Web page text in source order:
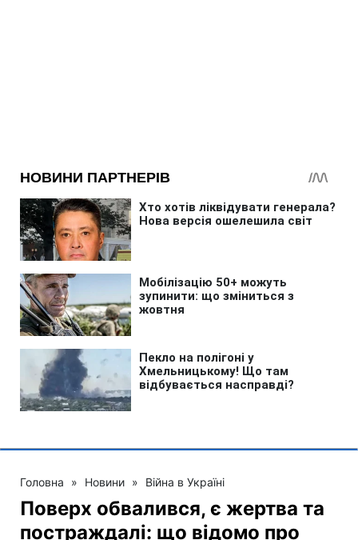
Головна » Новини » Війна в Україні
Поверх обвалився, є жертва та
постраждалі: що відомо про